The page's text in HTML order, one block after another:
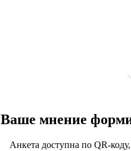
Ваше мнение
Анкета доступна по QR-